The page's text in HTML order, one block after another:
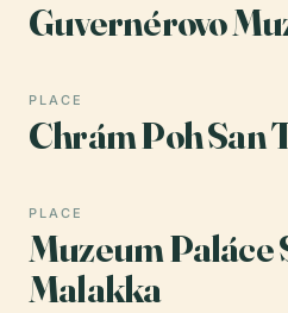
Guvernérovo
PLACE
Chrám Poh San
PLACE
Muzeum Paláce
Malakka